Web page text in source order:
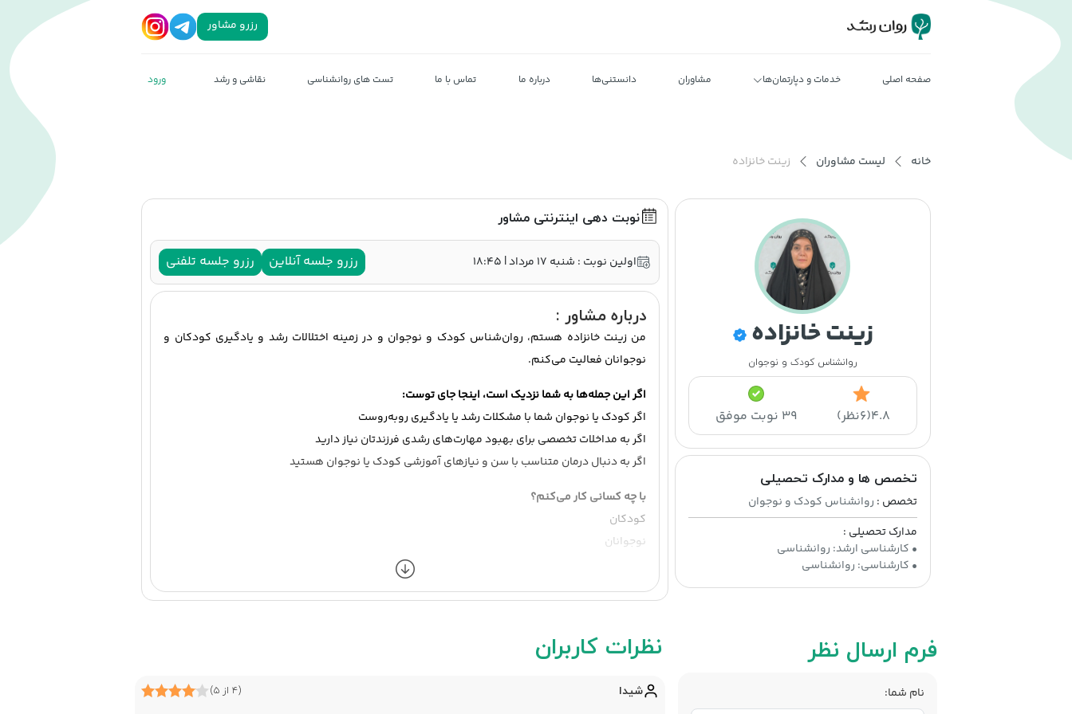
رزرو مشاور
صفحه اصلی خدمات و دپارتمان‌ها مشاوران دانستنی‌ها درباره ما تماس با ما تست های روانشناسی نقاشی و رشد ورود
خانه لیست مشاوران زینت خانزاده
زینت خانزاده
روانشناس کودک و نوجوان
۴.۸(۶نظر) ۳۹ نوبت موفق
تخصص ها و مدارک تحصیلی
تخصص : روانشناس کودک و نوجوان
مدارک تحصیلی :
• کارشناسی: روانشناسی
نوبت دهی اینترنتی مشاور
اولین نوبت : شنبه ۱۷ مرداد | ۱۸:۴۵ رزرو جلسه آنلاین رزرو جلسه تلفنی
درباره مشاور :
من زینت خانزاده هستم، روان‌شناس کودک و نوجوان و در زمینه اختلالات رشد و یادگیری کودکان و
نوجوانان فعالیت می‌کنم.
اگر این جمله‌ها به شما نزدیک است، اینجا جای توست:
اگر کودک یا نوجوان شما با مشکلات رشد یا یادگیری روبه‌روست
اگر به مداخلات تخصصی برای بهبود مهارت‌های رشدی فرزندتان نیاز دارید
اگر به دنبال درمان متناسب با سن و نیازهای آموزشی کودک یا نوجوان هستید
با چه کسانی کار می‌کنم؟
کودکان
نوجوانان
در جلسات از بازی‌درمانی، درمان شناختی‌رفتاری (CBT) و تحلیل رفتار کاربردی (ABA) استفاده می‌کنم.
روند کار متناسب با سن و نیاز هر کودک یا نوجوان پیش می‌رود.
فرم ارسال نظر
نام شما:
نظرات کاربران
شیدا (۴ از ۵)